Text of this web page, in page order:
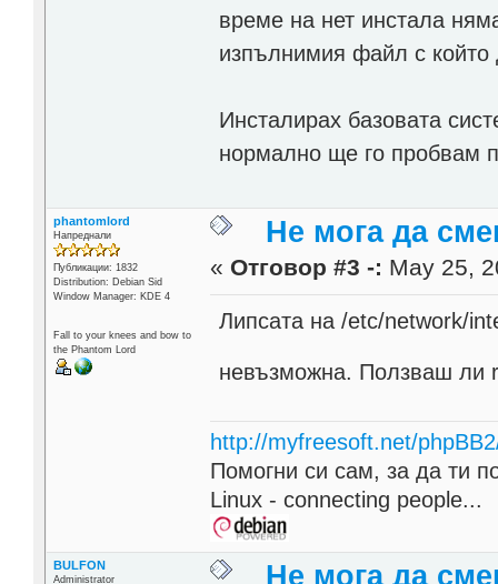
време на нет инстала
изпълнимия файл с
Инсталирах базовата
нормално ще го пробвам
phantomlord
Напреднали
Публикации: 1832
Distribution: Debian Sid
Window Manager: KDE 4
Fall to your knees and bow to
the Phantom Lord
Не мога да
« Отговор #3 -: May 25,
Липсата на /etc/network/
невъзможна. Ползваш ли
http://myfreesoft.net/
Помогни си сам, за да ти
Linux - connecting people...
BULFON
Administrator
Не мога да